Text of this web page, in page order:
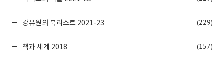
강유원의 북리스트 2021-23 (229)
책과 세계 2018 (157)